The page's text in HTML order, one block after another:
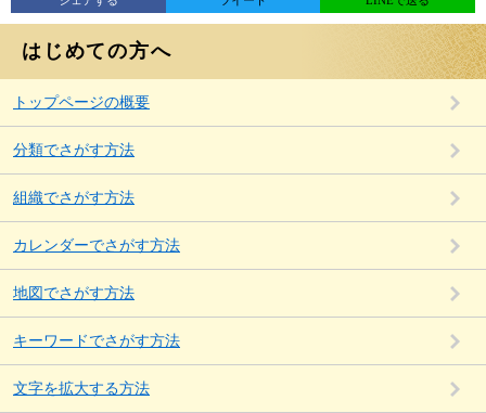
はじめての方へ
トップページの概要
分類でさがす方法
組織でさがす方法
カレンダーでさがす方法
地図でさがす方法
キーワードでさがす方法
文字を拡大する方法